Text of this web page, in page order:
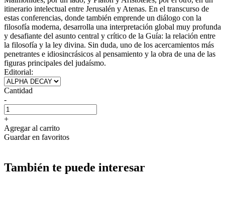
itinerario intelectual entre Jerusalén y Atenas. En el transcurso de
estas conferencias, donde también emprende un diálogo con la
filosofía moderna, desarrolla una interpretación global muy profunda
y desafiante del asunto central y crítico de la Guía: la relación entre
la filosofía y la ley divina. Sin duda, uno de los acercamientos más
penetrantes e idiosincrásicos al pensamiento y la obra de una de las
figuras principales del judaísmo.
Editorial:
Cantidad
-
+
Agregar al carrito
Guardar en favoritos
También te puede interesar